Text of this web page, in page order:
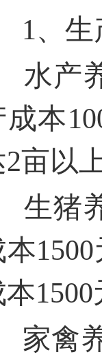
1、生
水产养
成本
2亩以
生猪养
本
1500
家禽养